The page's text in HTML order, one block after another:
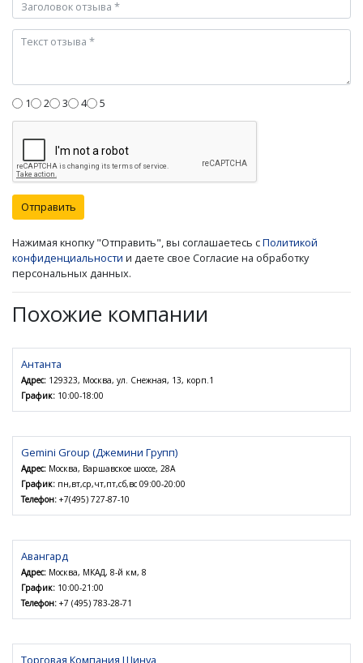
1 2 3 4 5
Отправить
Нажимая кнопку "Отправить", вы соглашаетесь сПолитикой
конфиденциальности и даете свое Согласие на обработку
персональных данных.
Похожие компании
Антанта
Адрес: 129323, Москва, ул. Снежная, 13, корп.1
График: 10:00-18:00
Gemini Group (Джемини Групп)
Адрес: Москва, Варшавское шоссе, 28А
График: пн,вт,ср,чт,пт,сб,вс 09:00-20:00
Телефон: +7(495) 727-87-10
Авангард
Адрес: Москва, МКАД, 8-й км, 8
График: 10:00-21:00
Телефон: +7 (495) 783-28-71
Торговая Компания Шинуа